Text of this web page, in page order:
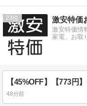
23 激安特価
激安特価情
家電、お取
48分前